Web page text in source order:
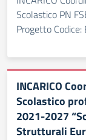
Scolastico PN
Progetto
INCARICO
Scolastico
2021-2027
Strutturali